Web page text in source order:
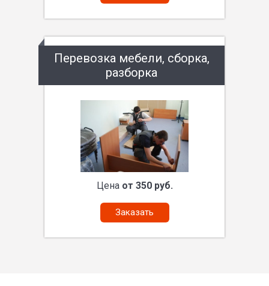
Перевозка мебели, сборка,
разборка
Цена от 350 руб.
Заказать